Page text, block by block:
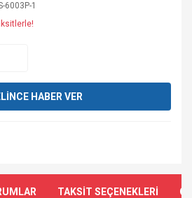
6003P-1
HABER VER
TAKSİT SEÇENEKLERİ